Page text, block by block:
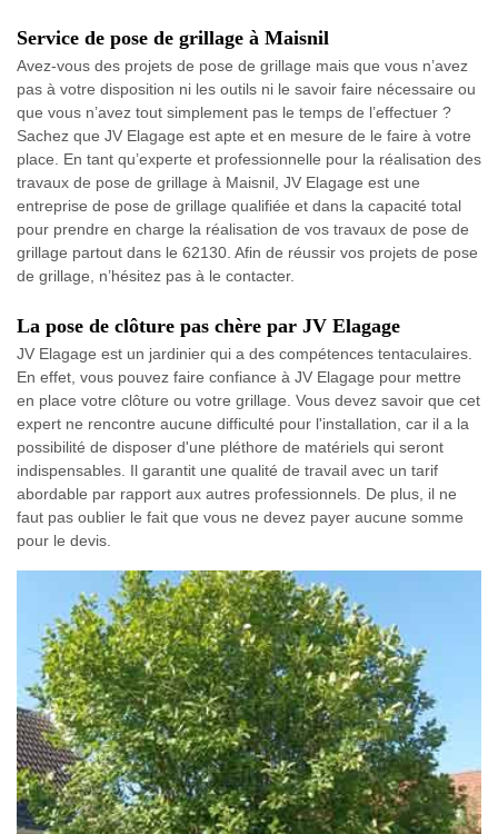
Service de pose de grillage à Maisnil
Avez-vous des projets de pose de grillage mais que vous n’avez
pas à votre disposition ni les outils ni le savoir faire nécessaire ou
que vous n’avez tout simplement pas le temps de l’effectuer ?
Sachez que JV Elagage est apte et en mesure de le faire à votre
place. En tant qu’experte et professionnelle pour la réalisation des
travaux de pose de grillage à Maisnil, JV Elagage est une
entreprise de pose de grillage qualifiée et dans la capacité total
pour prendre en charge la réalisation de vos travaux de pose de
grillage partout dans le 62130. Afin de réussir vos projets de pose
de grillage, n’hésitez pas à le contacter.
La pose de clôture pas chère par JV Elagage
JV Elagage est un jardinier qui a des compétences tentaculaires.
En effet, vous pouvez faire confiance à JV Elagage pour mettre
en place votre clôture ou votre grillage. Vous devez savoir que cet
expert ne rencontre aucune difficulté pour l'installation, car il a la
possibilité de disposer d'une pléthore de matériels qui seront
indispensables. Il garantit une qualité de travail avec un tarif
abordable par rapport aux autres professionnels. De plus, il ne
faut pas oublier le fait que vous ne devez payer aucune somme
pour le devis.